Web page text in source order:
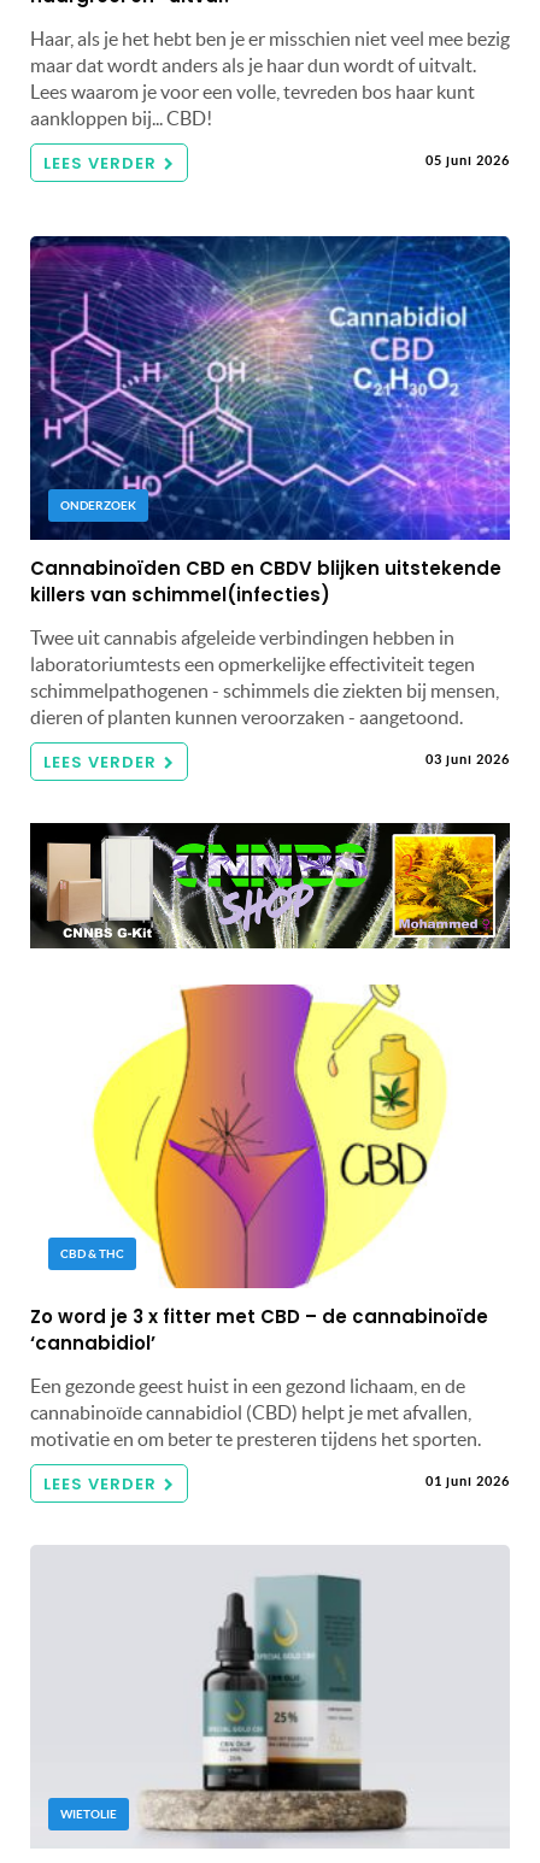
Haar, als je het hebt ben je er misschien niet veel mee bezig
maar dat wordt anders als je haar dun wordt of uitvalt.
Lees waarom je voor een volle, tevreden bos haar kunt
aankloppen bij... CBD!
LEES VERDER 05 juni 2026
ONDERZOEK
Cannabinoïden CBD en CBDV blijken uitstekende
killers van schimmel(infecties)
Twee uit cannabis afgeleide verbindingen hebben in
laboratoriumtests een opmerkelijke effectiviteit tegen
schimmelpathogenen - schimmels die ziekten bij mensen,
dieren of planten kunnen veroorzaken - aangetoond.
LEES VERDER 03 juni 2026
CBD & THC
Zo word je 3 x fitter met CBD – de cannabinoïde
‘cannabidiol’
Een gezonde geest huist in een gezond lichaam, en de
cannabinoïde cannabidiol (CBD) helpt je met afvallen,
motivatie en om beter te presteren tijdens het sporten.
LEES VERDER 01 juni 2026
WIETOLIE